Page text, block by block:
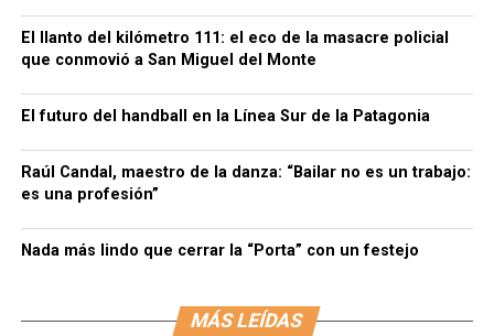
El llanto del kilómetro 111: el eco de la masacre policial
que conmovió a San Miguel del Monte
El futuro del handball en la Línea Sur de la Patagonia
Raúl Candal, maestro de la danza: “Bailar no es un trabajo:
es una profesión”
Nada más lindo que cerrar la “Porta” con un festejo
MÁS LEÍDAS